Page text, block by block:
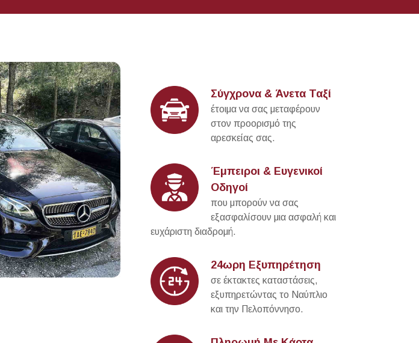
Σύγχρονα & Άνετα Ταξί
έτοιμα να σας μεταφέρουν
στον προορισμό της
αρεσκείας σας.
Έμπειροι & Ευγενικοί
Οδηγοί
που μπορούν να σας
εξασφαλίσουν μια ασφαλή και
ευχάριστη διαδρομή.
24ωρη Εξυπηρέτηση
σε έκτακτες καταστάσεις,
εξυπηρετώντας το Ναύπλιο
και την Πελοπόννησο.